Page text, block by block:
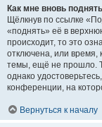
Как мне вновь
Щёлкнув по ссылке
«поднять» её в
происходит, то это
отключена, или время,
темы, ещё не прошло.
однако
конференции, на
Вернуться к началу